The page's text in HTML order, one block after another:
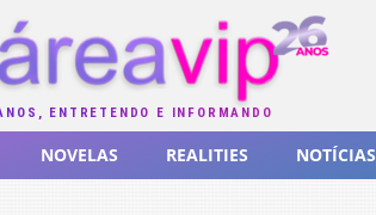
ENTRETENDO E INFORMANDO
NOVELAS REALITIES NOTÍCIAS